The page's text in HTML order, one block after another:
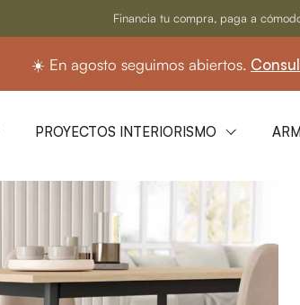
Financia tu compra, paga a
☀️ En agosto seguimos abiertos.Consulta
PROYECTOS INTERIORISMO